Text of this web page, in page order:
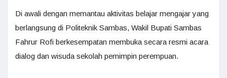
Di awali dengan memantau aktivitas belajar mengajar yang
berlangsung di Politeknik Sambas, Wakil Bupati Sambas
Fahrur Rofi berkesempatan membuka secara resmi acara
dialog dan wisuda sekolah pemimpin perempuan.